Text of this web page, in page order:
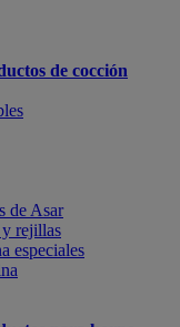
de cocción
de Asar
y rejillas
especiales